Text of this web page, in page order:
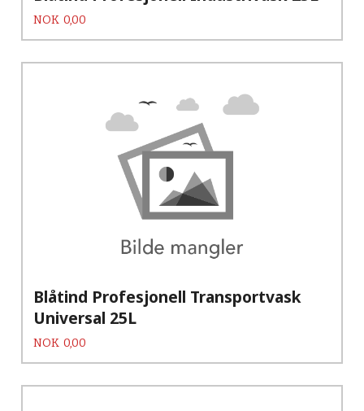
Pris
NOK 0,00
Blåtind Profesjonell Transportvask
Universal 25L
Pris
NOK 0,00